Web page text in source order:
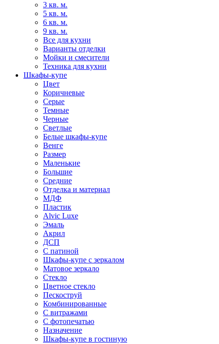
3 кв. м.
5 кв. м.
6 кв. м.
9 кв. м.
Все для кухни
Варианты отделки
Мойки и смесители
Техника для кухни
Шкафы-купе
Цвет
Коричневые
Серые
Темные
Черные
Светлые
Белые шкафы-купе
Венге
Размер
Маленькие
Большие
Средние
Отделка и материал
МДФ
Пластик
Alvic Luxe
Эмаль
Акрил
ДСП
С патиной
Шкафы-купе с зеркалом
Матовое зеркало
Стекло
Цветное стекло
Пескоструй
Комбинированные
С витражами
С фотопечатью
Назначение
Шкафы-купе в гостиную